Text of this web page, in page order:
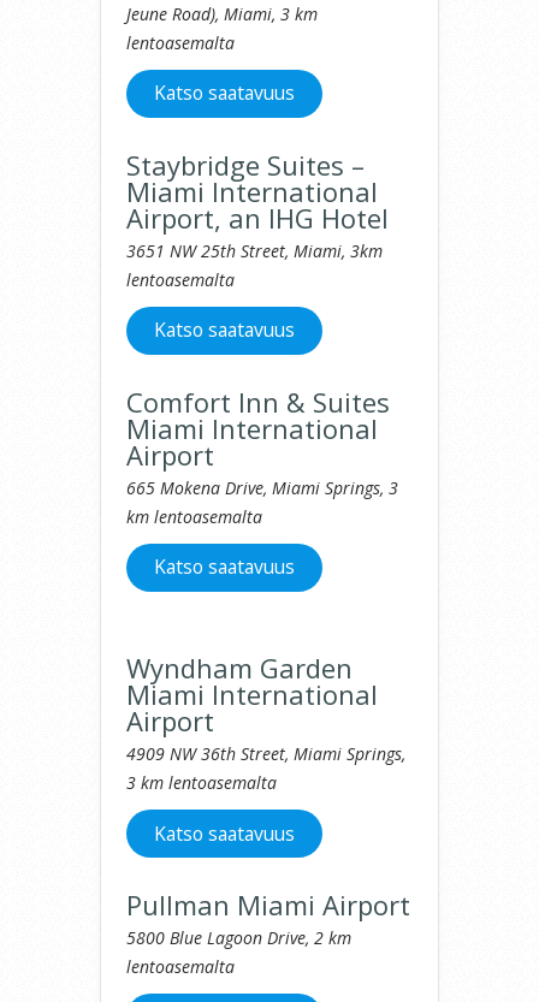
Jeune Road), Miami, 3 km
lentoasemalta
Katso saatavuus
Staybridge Suites –
Miami International
Airport, an IHG Hotel
3651 NW 25th Street, Miami, 3km
lentoasemalta
Katso saatavuus
Comfort Inn & Suites
Miami International
Airport
665 Mokena Drive, Miami Springs, 3
km lentoasemalta
Katso saatavuus
Wyndham Garden
Miami International
Airport
4909 NW 36th Street, Miami Springs,
3 km lentoasemalta
Katso saatavuus
Pullman Miami Airport
5800 Blue Lagoon Drive, 2 km
lentoasemalta